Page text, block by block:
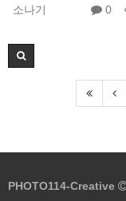
소나기 0
PHOTO114-Creative